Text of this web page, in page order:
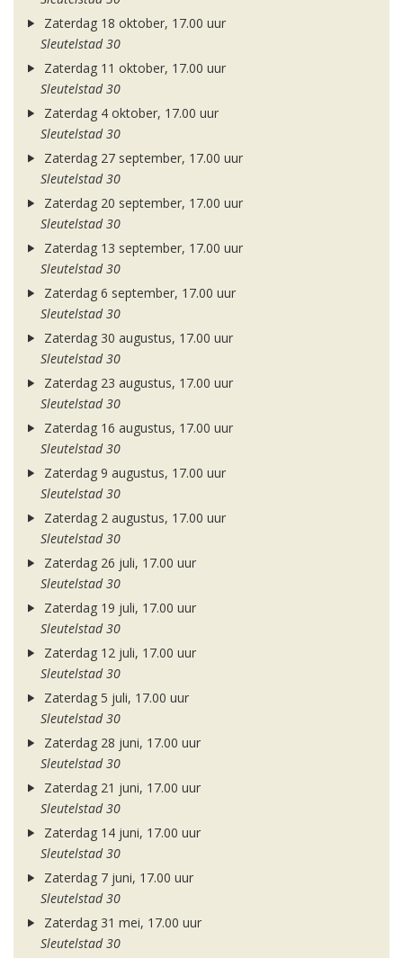
Zaterdag 18 oktober, 17.00 uur
Sleutelstad 30
Zaterdag 11 oktober, 17.00 uur
Sleutelstad 30
Zaterdag 4 oktober, 17.00 uur
Sleutelstad 30
Zaterdag 27 september, 17.00 uur
Sleutelstad 30
Zaterdag 20 september, 17.00 uur
Sleutelstad 30
Zaterdag 13 september, 17.00 uur
Sleutelstad 30
Zaterdag 6 september, 17.00 uur
Sleutelstad 30
Zaterdag 30 augustus, 17.00 uur
Sleutelstad 30
Zaterdag 23 augustus, 17.00 uur
Sleutelstad 30
Zaterdag 16 augustus, 17.00 uur
Sleutelstad 30
Zaterdag 9 augustus, 17.00 uur
Sleutelstad 30
Zaterdag 2 augustus, 17.00 uur
Sleutelstad 30
Zaterdag 26 juli, 17.00 uur
Sleutelstad 30
Zaterdag 19 juli, 17.00 uur
Sleutelstad 30
Zaterdag 12 juli, 17.00 uur
Sleutelstad 30
Zaterdag 5 juli, 17.00 uur
Sleutelstad 30
Zaterdag 28 juni, 17.00 uur
Sleutelstad 30
Zaterdag 21 juni, 17.00 uur
Sleutelstad 30
Zaterdag 14 juni, 17.00 uur
Sleutelstad 30
Zaterdag 7 juni, 17.00 uur
Sleutelstad 30
Zaterdag 31 mei, 17.00 uur
Sleutelstad 30